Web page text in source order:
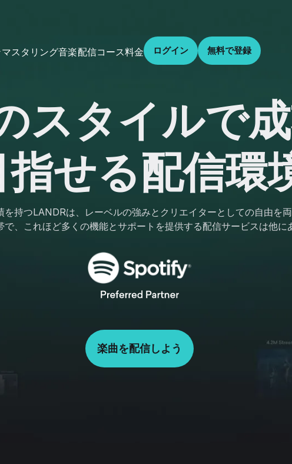
マスタリング音楽配信コース料金 ログイン 無料で登録
スタイルで
指せる配信環
持つLANDRは、レーベルの強みとクリエイターとしての自由を
、これほど多くの機能とサポートを提供する配信サービスは他に
楽曲を配信しよう